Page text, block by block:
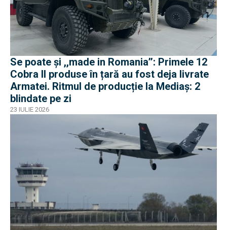
Se poate și ,,made in Romania’’: Primele 12
Cobra II produse în țară au fost deja livrate
Armatei. Ritmul de producție la Mediaș: 2
blindate pe zi
23 IULIE 2026